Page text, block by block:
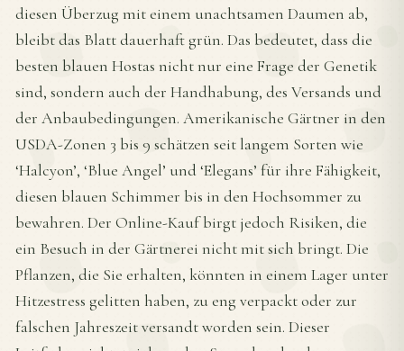
diesen Überzug mit einem unachtsamen Daumen ab,
bleibt das Blatt dauerhaft grün. Das bedeutet, dass die
besten blauen Hostas nicht nur eine Frage der Genetik
sind, sondern auch der Handhabung, des Versands und
der Anbaubedingungen. Amerikanische Gärtner in den
USDA-Zonen 3 bis 9 schätzen seit langem Sorten wie
‘Halcyon’, ‘Blue Angel’ und ‘Elegans’ für ihre Fähigkeit,
diesen blauen Schimmer bis in den Hochsommer zu
bewahren. Der Online-Kauf birgt jedoch Risiken, die
ein Besuch in der Gärtnerei nicht mit sich bringt. Die
Pflanzen, die Sie erhalten, könnten in einem Lager unter
Hitzestress gelitten haben, zu eng verpackt oder zur
falschen Jahreszeit versandt worden sein. Dieser